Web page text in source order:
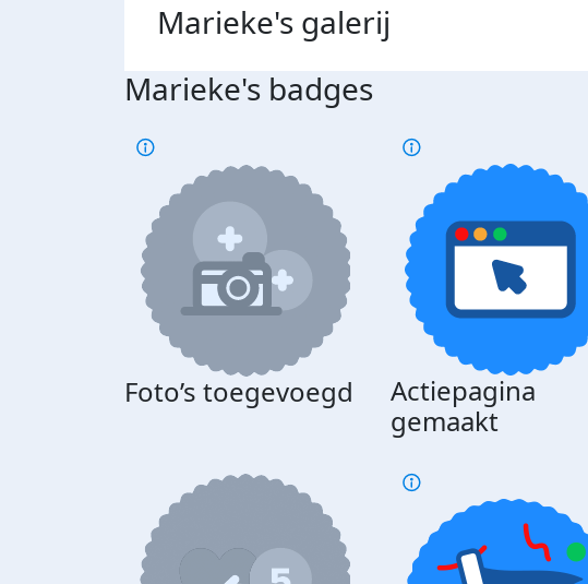
Marieke's galerij
Marieke's badges
Foto’s toegevoegd
Actiepagina
gemaakt